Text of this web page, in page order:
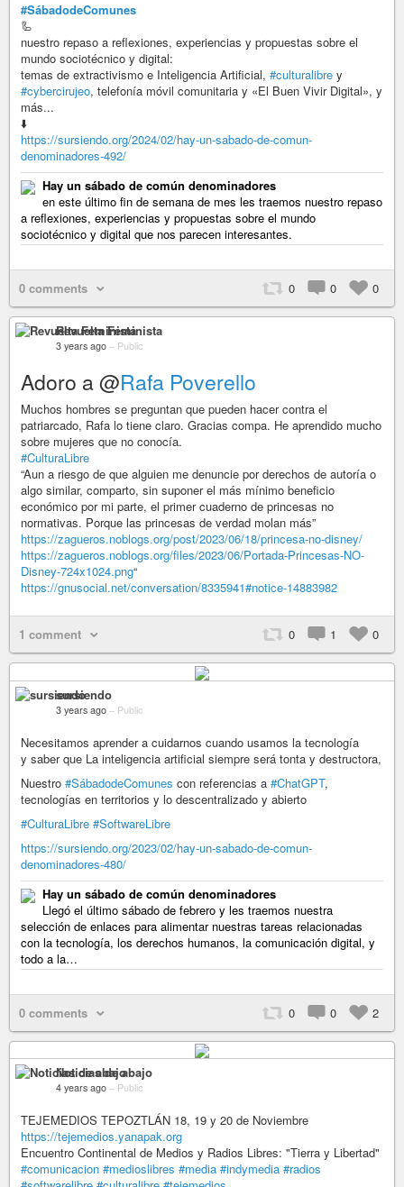
#SábadodeComunes
🦾
nuestro repaso a reflexiones, experiencias y propuestas sobre el
mundo sociotécnico y digital:
temas de extractivismo e Inteligencia Artificial, #culturalibre y
#cybercirujeo, telefonía móvil comunitaria y «El Buen Vivir Digital», y
más...
⬇️
https://sursiendo.org/2024/02/hay-un-sabado-de-comun-
denominadores-492/
Hay un sábado de común denominadores
en este último fin de semana de mes les traemos nuestro repaso
a reflexiones, experiencias y propuestas sobre el mundo
sociotécnico y digital que nos parecen interesantes.
0 comments 0 0 0
Revuelta Feminista
3 years ago – Public
Adoro a @Rafa Poverello
Muchos hombres se preguntan que pueden hacer contra el
patriarcado, Rafa lo tiene claro. Gracias compa. He aprendido mucho
sobre mujeres que no conocía.
#CulturaLibre
“Aun a riesgo de que alguien me denuncie por derechos de autoría o
algo similar, comparto, sin suponer el más mínimo beneficio
económico por mi parte, el primer cuaderno de princesas no
normativas. Porque las princesas de verdad molan más”
https://zagueros.noblogs.org/post/2023/06/18/princesa-no-disney/
https://zagueros.noblogs.org/files/2023/06/Portada-Princesas-NO-
Disney-724x1024.png“
https://gnusocial.net/conversation/8335941#notice-14883982
1 comment 0 1 0
sursiendo
3 years ago – Public
Necesitamos aprender a cuidarnos cuando usamos la tecnología
y saber que La inteligencia artificial siempre será tonta y destructora,
Nuestro #SábadodeComunes con referencias a #ChatGPT,
tecnologías en territorios y lo descentralizado y abierto
#CulturaLibre #SoftwareLibre
https://sursiendo.org/2023/02/hay-un-sabado-de-comun-
denominadores-480/
Hay un sábado de común denominadores
Llegó el último sábado de febrero y les traemos nuestra
selección de enlaces para alimentar nuestras tareas relacionadas
con la tecnología, los derechos humanos, la comunicación digital, y
todo a la…
0 comments 0 0 2
Noticias de abajo
4 years ago – Public
TEJEMEDIOS TEPOZTLÁN 18, 19 y 20 de Noviembre
https://tejemedios.yanapak.org
Encuentro Continental de Medios y Radios Libres: "Tierra y Libertad"
#comunicacion #medioslibres #media #indymedia #radios